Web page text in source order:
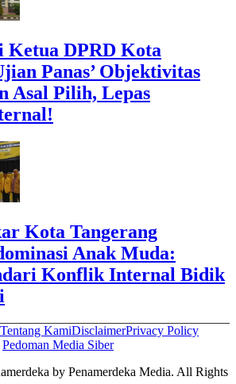
Ketua DPRD Kota
Panas’ Objektivitas
Asal Pilih, Lepas
Kota Tangerang
Anak Muda:
Konflik Internal Bidik
Tentang KamiDisclaimerPrivacy Policy
Pedoman Media Siber
by Penamerdeka Media. All Rights